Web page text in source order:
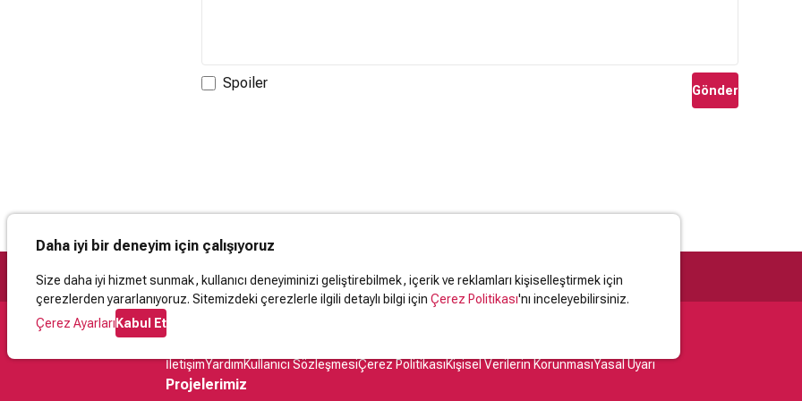
Spoiler Gönder
Daha iyi bir deneyim için çalışıyoruz
Size daha iyi hizmet sunmak, kullanıcı deneyiminizi geliştirebilmek, içerik ve reklamları kişiselleştirmek için
çerezlerden yararlanıyoruz. Sitemizdeki çerezlerle ilgili detaylı bilgi için Çerez Politikası'nı inceleyebilirsiniz.
Çerez AyarlarıKabul Et
Destek
İletişimYardımKullanıcı SözleşmesiÇerez PolitikasıKişisel Verilerin KorunmasıYasal Uyarı
Projelerimiz